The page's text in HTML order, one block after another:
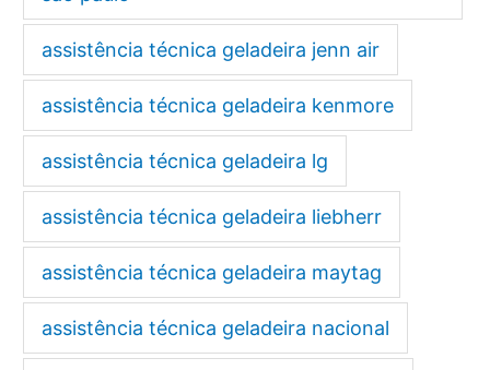
assistência técnica geladeira jenn air
assistência técnica geladeira kenmore
assistência técnica geladeira lg
assistência técnica geladeira liebherr
assistência técnica geladeira maytag
assistência técnica geladeira nacional